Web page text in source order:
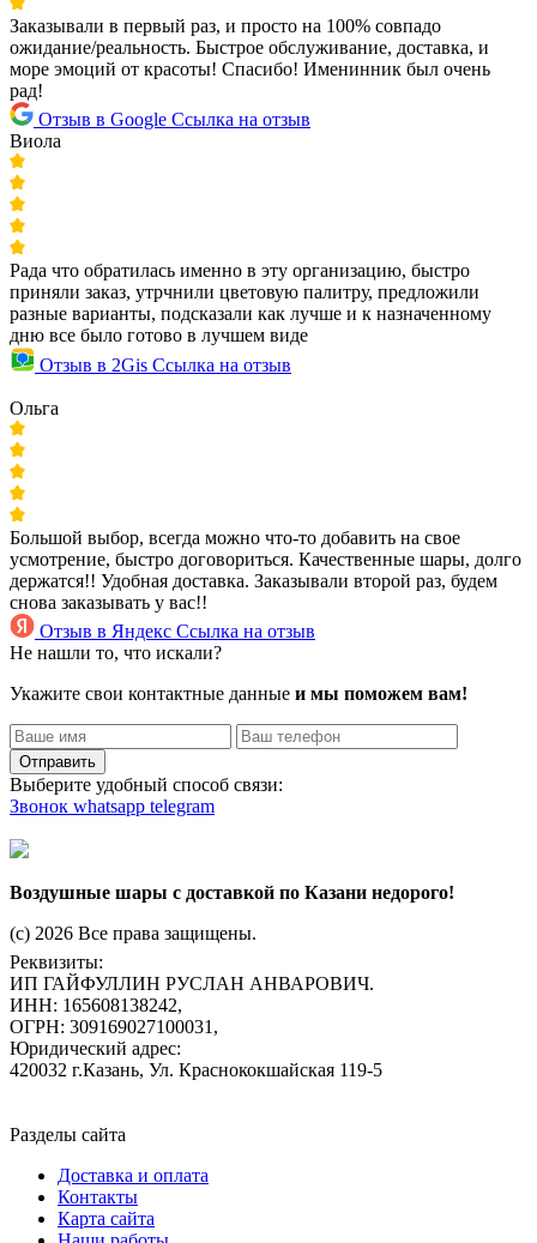
Заказывали в первый раз, и просто на 100% совпадо
ожидание/реальность. Быстрое обслуживание, доставка, и
море эмоций от красоты! Спасибо! Именинник был очень
рад!
Отзыв в Google Ссылка на отзыв
Виола
Рада что обратилась именно в эту организацию, быстро
приняли заказ, утрчнили цветовую палитру, предложили
разные варианты, подсказали как лучше и к назначенному
дню все было готово в лучшем виде
Отзыв в 2Gis Ссылка на отзыв
Ольга
Большой выбор, всегда можно что-то добавить на свое
усмотрение, быстро договориться. Качественные шары, долго
держатся!! Удобная доставка. Заказывали второй раз, будем
снова заказывать у вас!!
Отзыв в Яндекс Ссылка на отзыв
Не нашли то, что искали?
Укажите свои контактные данные и мы поможем вам!
Отправить
Выберите удобный способ связи:
Звонок whatsapp telegram
Воздушные шары с доставкой по Казани недорого!
(c) 2026 Все права защищены.
Реквизиты:
ИП ГАЙФУЛЛИН РУСЛАН АНВАРОВИЧ.
ИНН: 165608138242,
ОГРН: 309169027100031,
Юридический адрес:
420032 г.Казань, Ул. Краснококшайская 119-5
Разделы сайта
Доставка и оплата
Контакты
Карта сайта